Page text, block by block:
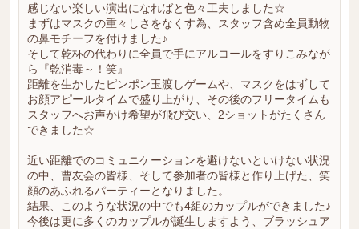
感じない楽しい演出になればと色々工夫しました☆
まずはマスクの重々しさをなくす為、スタッフ含め全員動物
の鼻モチーフを付けました♪
そして乾杯の代わりに全員で手にアルコールをすりこみなが
ら『乾消毒～！笑』
距離を生かしたピンポン玉渡しゲームや、マスクをはずして
お顔アピールタイムで盛り上がり、その後のフリータイムも
スタッフへお声かけ希望が飛び交い、2ショットがたくさん
できました☆
近い距離でのコミュニケーションを避けないといけない状況
の中、曹友会の皆様、そして参加者の皆様と作り上げた、笑
顔のあふれるパーティーとなりました。
結果、このような状況の中でも4組のカップルができました♪
今後は更に多くのカップルが誕生しますよう、ブラッシュア